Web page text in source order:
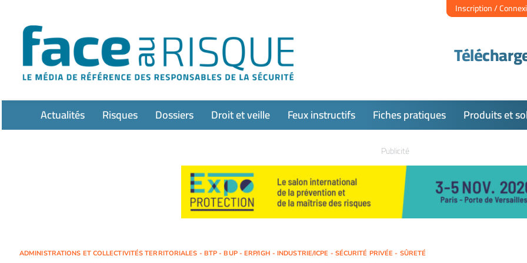
contenu
Inscription /
Actualités Risques Dossiers Droit et veille Feux instructifs Fiches pratiques Produits et
Publicité
ADMINISTRATIONS ET COLLECTIVITÉS TERRITORIALES - BTP - BUP - ERP/IGH - INDUSTRIE/ICPE - SÉCURITÉ PRIVÉE - SÛRETÉ